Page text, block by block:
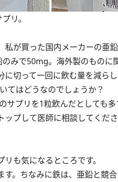
リ。
が買った国内メーカーの亜
みで50mg。海外製のもの
切って一回に飲む量を減ら
てはどうなのでしょうか？
サプリを1粒飲んだとしても
プして医師に相談してくださ
も気になるところです。
す。ちなみに鉄は、亜鉛と競